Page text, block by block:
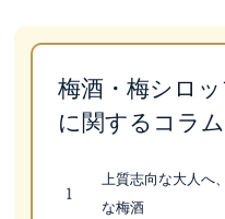
梅酒・梅シロ
に関するコラム
上質志向な大人へ
な梅酒